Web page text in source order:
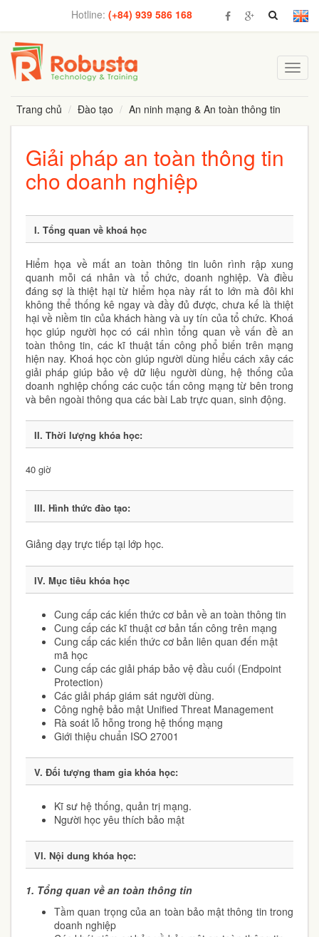
Hotline: (+84) 939 586 168
Trang chủ
Đào tạo An ninh mạng & An toàn thông tin
Giải pháp an toàn thông tin
cho doanh nghiệp
I. Tổng quan về khoá học
Hiểm họa về mất an toàn thông tin luôn rình rập xung
quanh mỗi cá nhân và tổ chức, doanh nghiệp. Và điều
đáng sợ là thiệt hại từ hiểm họa này rất to lớn mà đôi khi
không thể thống kê ngay và đầy đủ được, chưa kế là thiệt
hại về niềm tin của khách hàng và uy tín của tổ chức. Khoá
học giúp người học có cái nhìn tổng quan về vấn đề an
toàn thông tin, các kĩ thuật tấn công phổ biến trên mạng
hiện nay. Khoá học còn giúp người dùng hiểu cách xây các
giải pháp giúp bảo vệ dữ liệu người dùng, hệ thống của
doanh nghiệp chống các cuộc tấn công mạng từ bên trong
và bên ngoài thông qua các bài Lab trực quan, sinh động.
II. Thời lượng khóa học:
40 giờ
III. Hình thức đào tạo:
Giảng dạy trực tiếp tại lớp học.
IV. Mục tiêu khóa học
Cung cấp các kiến thức cơ bản về an toàn thông tin
Cung cấp các kĩ thuật cơ bản tấn công trên mạng
Cung cấp các kiến thức cơ bản liên quan đến mật
mã học
Cung cấp các giải pháp bảo vệ đầu cuối (Endpoint
Protection)
Các giải pháp giám sát người dùng.
Công nghệ bảo mật Unified Threat Management
Rà soát lỗ hỗng trong hệ thống mạng
Giới thiệu chuẩn ISO 27001
V. Đối tượng tham gia khóa học:
Kĩ sư hệ thống, quản trị mạng.
Người học yêu thích bảo mật
VI. Nội dung khóa học:
1. Tổng quan về an toàn thông tin
Tầm quan trọng của an toàn bảo mật thông tin trong
doanh nghiệp